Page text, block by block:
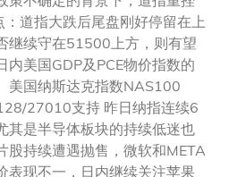
道指大跌后尾盘刚好停留在上
继续守在51500上方，则有望
内美国GDP及PCE物价指数的
美国纳斯达克指数NAS100
27010支持 昨日纳指连续6
其是半导体板块的持续低迷也
股持续遭遇抛售，微软和META
表现不一，日内继续关注苹果